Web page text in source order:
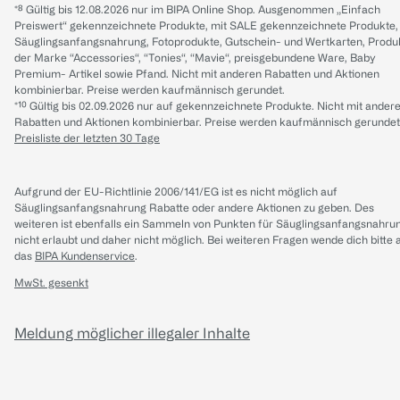
*⁸ Gültig bis 12.08.2026 nur im BIPA Online Shop. Ausgenommen „Einfach
Preiswert“ gekennzeichnete Produkte, mit SALE gekennzeichnete Produkte,
Säuglingsanfangsnahrung, Fotoprodukte, Gutschein- und Wertkarten,
der Marke “Accessories“, “Tonies“, “Mavie“, preisgebundene Ware, Baby
Premium- Artikel sowie Pfand. Nicht mit anderen Rabatten und Aktionen
kombinierbar. Preise werden kaufmännisch gerundet.
*¹⁰ Gültig bis 02.09.2026 nur auf gekennzeichnete Produkte. Nicht mit
Rabatten und Aktionen kombinierbar. Preise werden kaufmännisch
Preisliste der letzten 30 Tage
Aufgrund der EU-Richtlinie 2006/141/EG ist es nicht möglich auf
Säuglingsanfangsnahrung Rabatte oder andere Aktionen zu geben. Des
weiteren ist ebenfalls ein Sammeln von Punkten für
nicht erlaubt und daher nicht möglich. Bei weiteren Fragen wende dich bitte
das BIPA Kundenservice.
MwSt. gesenkt
Meldung möglicher illegaler Inhalte